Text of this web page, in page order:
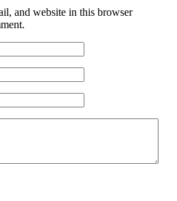
and website in this browser